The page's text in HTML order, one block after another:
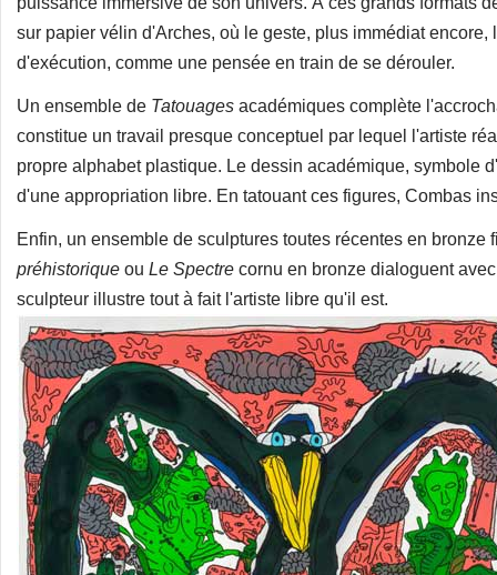
sur papier vélin d'Arches, où le geste, plus immédiat
d'exécution, comme une pensée en train de se dérouler.
Un ensemble de Tatouages académiques complète
constitue un travail presque conceptuel par lequel l'artiste
propre alphabet plastique. Le dessin académique, symbole
d'une appropriation libre. En tatouant ces figures, Combas
Enfin, un ensemble de sculptures toutes récentes en
préhistorique ou Le Spectre cornu en bronze dialoguent
sculpteur illustre tout à fait l'artiste libre qu'il est.